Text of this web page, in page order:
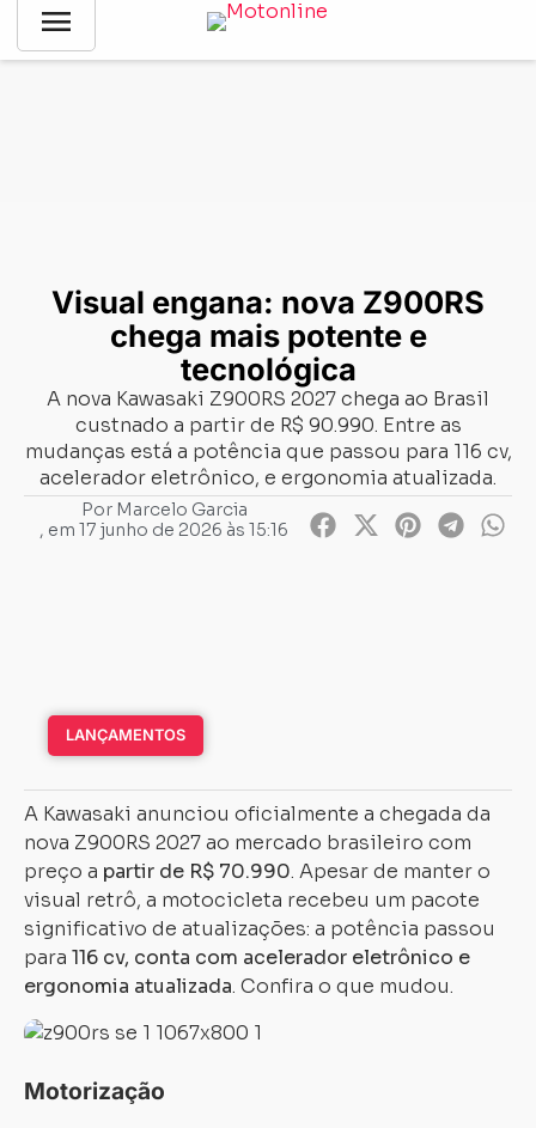
menu
Notícias Lançamentos-Visual engana: nova Z900RS chega
Visual engana: nova Z900RS
chega mais potente e
tecnológica
A nova Kawasaki Z900RS 2027 chega ao Brasil
custnado a partir de R$ 90.990. Entre as
mudanças está a potência que passou para 116 cv,
acelerador eletrônico, e ergonomia atualizada.
PorMarcelo Garcia
, em 17 junho de 2026 às 15:16
LANÇAMENTOS
A Kawasaki anunciou oficialmente a chegada da
nova Z900RS 2027 ao mercado brasileiro com
preço a partir de R$ 70.990. Apesar de manter o
visual retrô, a motocicleta recebeu um pacote
significativo de atualizações: a potência passou
para 116 cv, conta com acelerador eletrônico e
ergonomia atualizada. Confira o que mudou.
Motorização